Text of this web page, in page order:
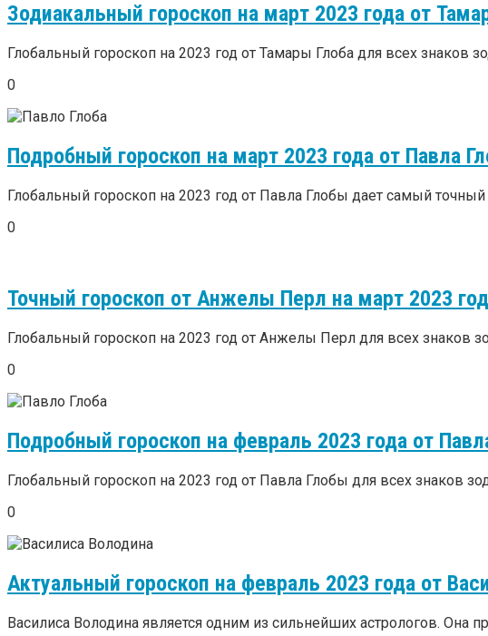
Зодиакальный гороскоп на март 2023 года от
Глобальный гороскоп на 2023 год от Тамары Глоба для всех знаков
0
Подробный гороскоп на март 2023 года от Павла
Глобальный гороскоп на 2023 год от Павла Глобы дает самый точный
0
Точный гороскоп от Анжелы Перл на март 2023
Глобальный гороскоп на 2023 год от Анжелы Перл для всех знаков
0
Подробный гороскоп на февраль 2023 года от
Глобальный гороскоп на 2023 год от Павла Глобы для всех знаков
0
Актуальный гороскоп на февраль 2023 года от
Василиса Володина является одним из сильнейших астрологов. Она